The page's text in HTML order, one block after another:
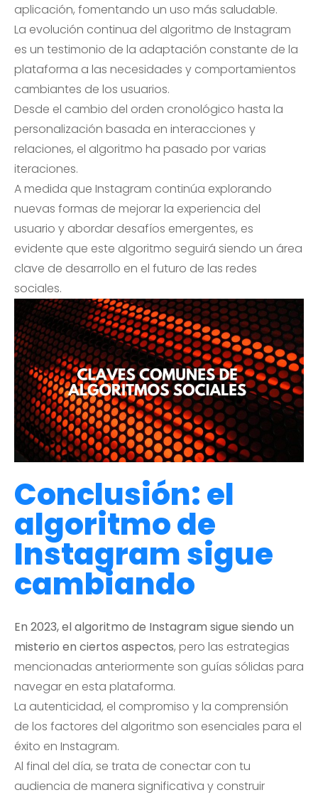
aplicación, fomentando un uso más saludable.
La evolución continua del algoritmo de Instagram
es un testimonio de la adaptación constante de la
plataforma a las necesidades y comportamientos
cambiantes de los usuarios.
Desde el cambio del orden cronológico hasta la
personalización basada en interacciones y
relaciones, el algoritmo ha pasado por varias
iteraciones.
A medida que Instagram continúa explorando
nuevas formas de mejorar la experiencia del
usuario y abordar desafíos emergentes, es
evidente que este algoritmo seguirá siendo un área
clave de desarrollo en el futuro de las redes
sociales.
Conclusión: el
algoritmo de
Instagram sigue
cambiando
En 2023, el algoritmo de Instagram sigue siendo un
misterio en ciertos aspectos, pero las estrategias
mencionadas anteriormente son guías sólidas para
navegar en esta plataforma.
La autenticidad, el compromiso y la comprensión
de los factores del algoritmo son esenciales para el
éxito en Instagram.
Al final del día, se trata de conectar con tu
audiencia de manera significativa y construir